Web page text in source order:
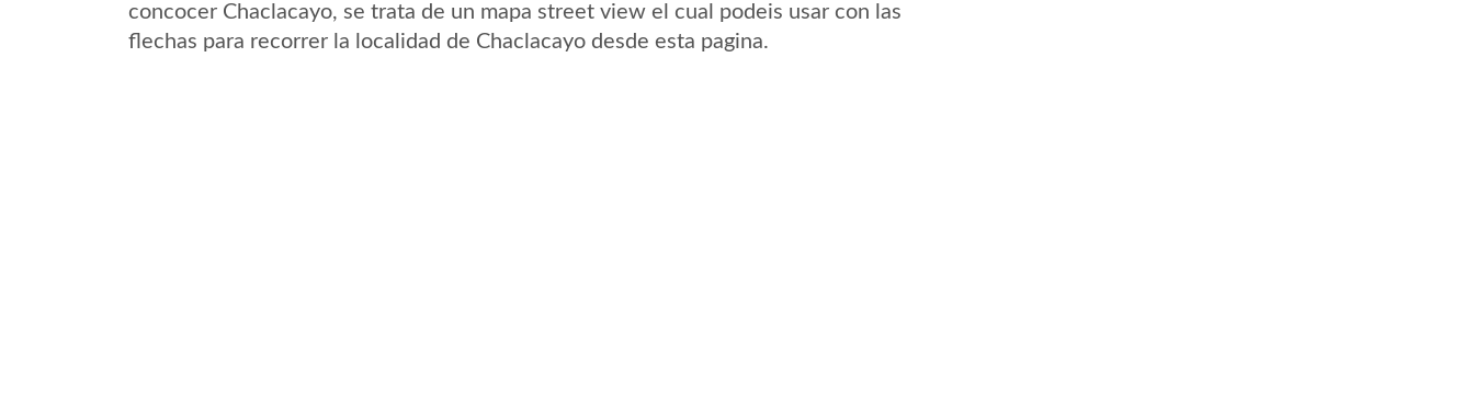
concocer Chaclacayo, se trata de un mapa street view el cual podeis usar con las
flechas para recorrer la localidad de Chaclacayo desde esta pagina.